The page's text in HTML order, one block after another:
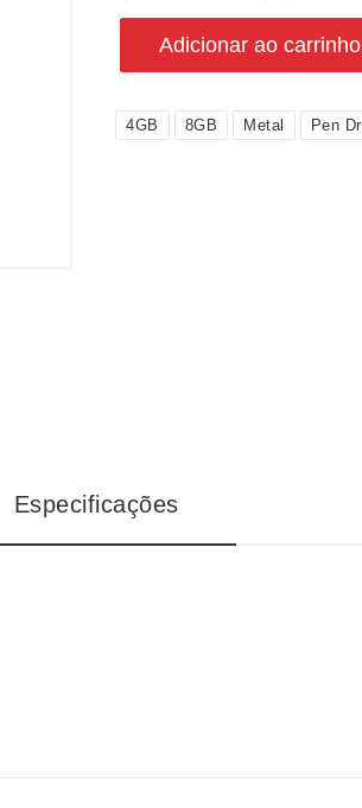
Adicionar ao carrinho
4GB 8GB Metal Pen
Especificações